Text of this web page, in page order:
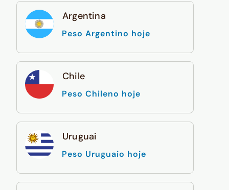
Argentina
Peso Argentino hoje
Chile
Peso Chileno hoje
Uruguai
Peso Uruguaio hoje